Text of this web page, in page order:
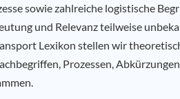
sowie zahlreiche logistische
und Relevanz teilweise
Lexikon stellen wir
Prozessen,